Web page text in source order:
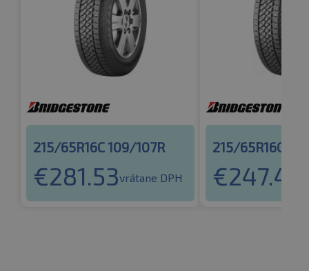
215/65R16C 109/107R
€281.53vrátane DPH
215/65R16C
€247.40